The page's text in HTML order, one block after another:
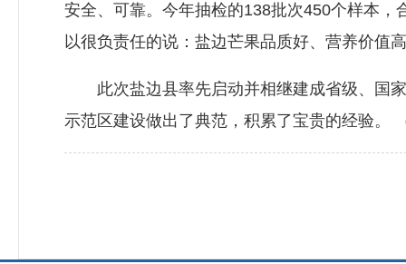
安全、可靠。今年抽检的138批次450个样本
以很负责任的说：盐边芒果品质好、营养价值
此次盐边县率先启动并相继建成省级、国家
示范区建设做出了典范，积累了宝贵的经验。